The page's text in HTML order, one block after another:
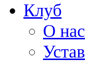
Клуб
О нас
Устав